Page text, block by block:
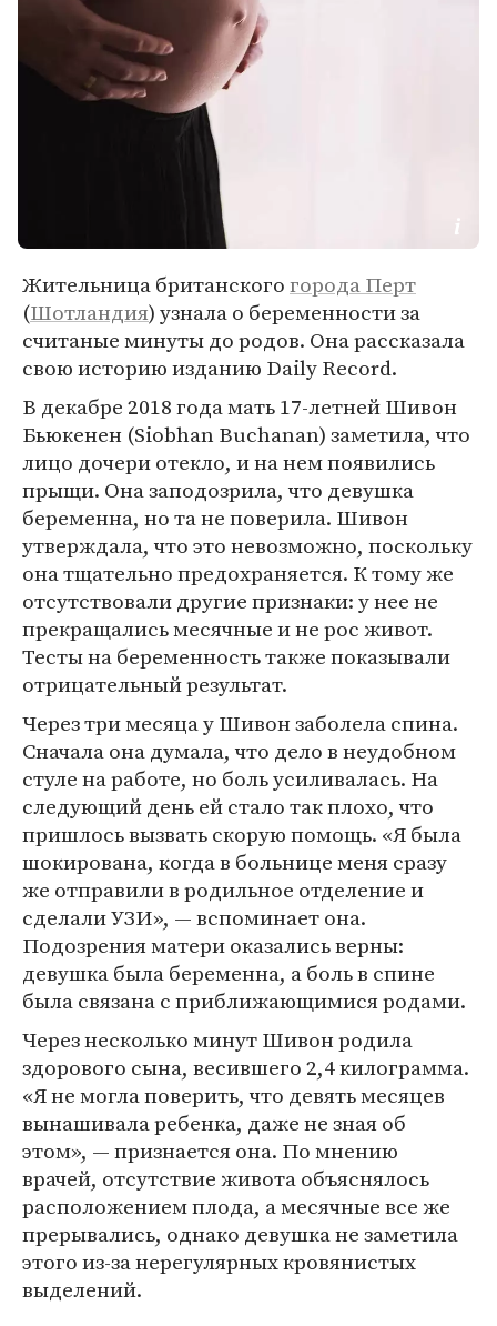
Жительница британскогогорода Перт
(Шотландия) узнала о беременности за
считаные минуты до родов. Она рассказала
свою историю изданию Daily Record.
В декабре 2018 года мать 17-летней Шивон
Бьюкенен (Siobhan Buchanan) заметила, что
лицо дочери отекло, и на нем появились
прыщи. Она заподозрила, что девушка
беременна, но та не поверила. Шивон
утверждала, что это невозможно, поскольку
она тщательно предохраняется. К тому же
отсутствовали другие признаки: у нее не
прекращались месячные и не рос живот.
Тесты на беременность также показывали
отрицательный результат.
Через три месяца у Шивон заболела спина.
Сначала она думала, что дело в неудобном
стуле на работе, но боль усиливалась. На
следующий день ей стало так плохо, что
пришлось вызвать скорую помощь. «Я была
шокирована, когда в больнице меня сразу
же отправили в родильное отделение и
сделали УЗИ», — вспоминает она.
Подозрения матери оказались верны:
девушка была беременна, а боль в спине
была связана с приближающимися родами.
Через несколько минут Шивон родила
здорового сына, весившего 2,4 килограмма.
«Я не могла поверить, что девять месяцев
вынашивала ребенка, даже не зная об
этом», — признается она. По мнению
врачей, отсутствие живота объяснялось
расположением плода, а месячные все же
прерывались, однако девушка не заметила
этого из-за нерегулярных кровянистых
выделений.